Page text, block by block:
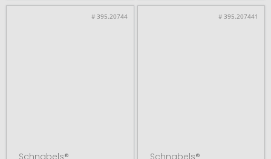
# 395.20744
Schnabels®
# 395.207441
Schnabels®